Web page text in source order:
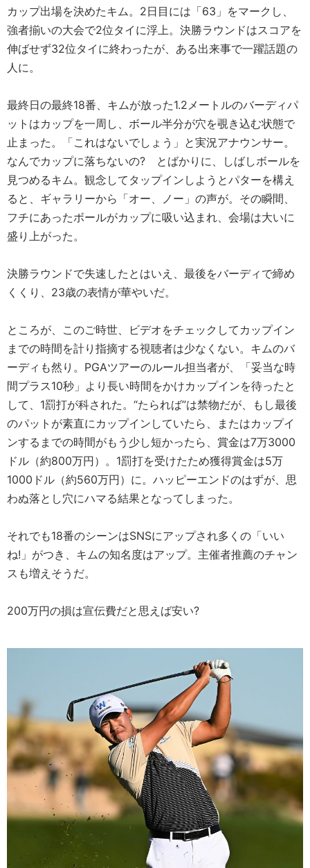
カップ出場を決めたキム。2日目には「63」をマークし、
強者揃いの大会で2位タイに浮上。決勝ラウンドはスコアを
伸ばせず32位タイに終わったが、ある出来事で一躍話題の
人に。
最終日の最終18番、キムが放った1.2メートルのバーディパ
ットはカップを一周し、ボール半分が穴を覗き込む状態で
止まった。「これはないでしょう」と実況アナウンサー。
なんでカップに落ちないの? とばかりに、しばしボールを
見つめるキム。観念してタップインしようとパターを構え
ると、ギャラリーから「オー、ノー」の声が。その瞬間、
フチにあったボールがカップに吸い込まれ、会場は大いに
盛り上がった。
決勝ラウンドで失速したとはいえ、最後をバーディで締め
くくり、23歳の表情が華やいだ。
ところが、このご時世、ビデオをチェックしてカップイン
までの時間を計り指摘する視聴者は少なくない。キムのバ
ーディも然り。PGAツアーのルール担当者が、「妥当な時
間プラス10秒」より長い時間をかけカップインを待ったと
して、1罰打が科された。“たられば”は禁物だが、もし最後
のパットが素直にカップインしていたら、またはカップイ
ンするまでの時間がもう少し短かったら、賞金は7万3000
ドル（約800万円）。1罰打を受けたため獲得賞金は5万
1000ドル（約560万円）に。ハッピーエンドのはずが、思
わぬ落とし穴にハマる結果となってしまった。
それでも18番のシーンはSNSにアップされ多くの「いい
ね!」がつき、キムの知名度はアップ。主催者推薦のチャン
スも増えそうだ。
200万円の損は宣伝費だと思えば安い?